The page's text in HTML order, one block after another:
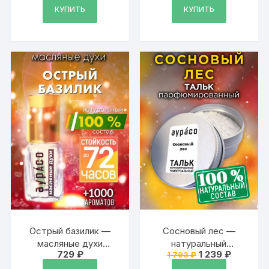
КУПИТЬ КУПИТЬ
Острый базилик —
масляные духи
Аурасо
729 ₽
Сосновый лес —
натуральный
ароматизированный
1 793₽ Первоначальная
цена
1 239 ₽Текущая